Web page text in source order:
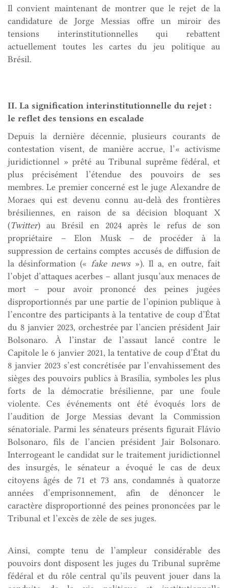
Il convient maintenant de montrer que le rejet de la
candidature de Jorge Messias offre un miroir des
tensions interinstitutionnelles qui rebattent
actuellement toutes les cartes du jeu politique au
Brésil.
II. La signification interinstitutionnelle du rejet :
le reflet des tensions en escalade
Depuis la dernière décennie, plusieurs courants de
contestation visent, de manière accrue, l’« activisme
juridictionnel » prêté au Tribunal suprême fédéral, et
plus précisément l’étendue des pouvoirs de ses
membres. Le premier concerné est le juge Alexandre de
Moraes qui est devenu connu au-delà des frontières
brésiliennes, en raison de sa décision bloquant X
(Twitter) au Brésil en 2024 après le refus de son
propriétaire – Elon Musk – de procéder à la
suppression de certains comptes accusés de diffusion de
la désinformation («fake news»). Il a, en outre, fait
l’objet d’attaques acerbes – allant jusqu’aux menaces de
mort – pour avoir prononcé des peines jugées
disproportionnés par une partie de l’opinion publique à
l’encontre des participants à la tentative de coup d’État
du 8 janvier 2023, orchestrée par l’ancien président Jair
Bolsonaro. À l’instar de l’assaut lancé contre le
Capitole le 6 janvier 2021, la tentative de coup d’État du
8 janvier 2023 s’est concrétisée par l’envahissement des
sièges des pouvoirs publics à Brasília, symboles les plus
forts de la démocratie brésilienne, par une foule
violente. Ces événements ont été évoqués lors de
l’audition de Jorge Messias devant la Commission
sénatoriale. Parmi les sénateurs présents figurait Flávio
Bolsonaro, fils de l’ancien président Jair Bolsonaro.
Interrogeant le candidat sur le traitement juridictionnel
des insurgés, le sénateur a évoqué le cas de deux
citoyens âgés de 71 et 73 ans, condamnés à quatorze
années d’emprisonnement, afin de dénoncer le
caractère disproportionné des peines prononcées par le
Tribunal et l’excès de zèle de ses juges.
Ainsi, compte tenu de l’ampleur considérable des
pouvoirs dont disposent les juges du Tribunal suprême
fédéral et du rôle central qu’ils peuvent jouer dans la